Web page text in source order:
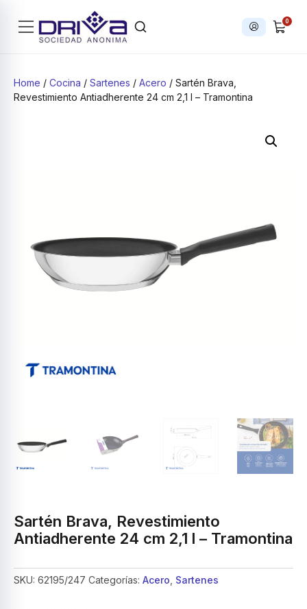
Iniciar
0
Home / Cocina / Sartenes / Acero / Sartén Brava,
Revestimiento Antiadherente 24 cm 2,1 l – Tramontina
Sartén Brava, Revestimiento
Antiadherente 24 cm 2,1 l – Tramontina
SKU: 62195/247 Categorías: Acero Sartenes